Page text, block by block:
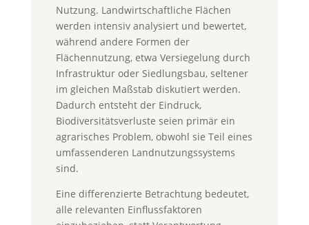
Nutzung. Landwirtschaftliche Flächen
werden intensiv analysiert und bewertet,
während andere Formen der
Flächennutzung, etwa Versiegelung durch
Infrastruktur oder Siedlungsbau, seltener
im gleichen Maßstab diskutiert werden.
Dadurch entsteht der Eindruck,
Biodiversitätsverluste seien primär ein
agrarisches Problem, obwohl sie Teil eines
umfassenderen Landnutzungssystems
sind.
Eine differenzierte Betrachtung bedeutet,
alle relevanten Einflussfaktoren